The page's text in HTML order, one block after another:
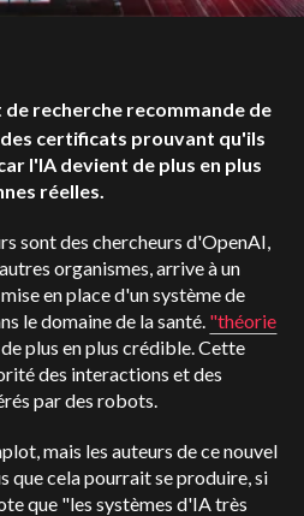
recherche recommande de
certificats prouvant qu'ils
l'IA devient de plus en plus
réelles.
sont des chercheurs d'OpenAI,
organismes, arrive à un
en place d'un système de
le domaine de la santé. "théorie
plus en plus crédible. Cette
des interactions et des
par des robots.
mais les auteurs de ce nouvel
que cela pourrait se produire, si
que "les systèmes d'IA très